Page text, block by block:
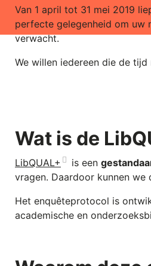
Van 1 april tot 31 mei 2019
perfecte gelegenheid om uw
verwacht.
We willen iedereen die de
Wat is de
LibQUAL+ is een
vragen. Daardoor kunnen we
Het enquêteprotocol is
academische en